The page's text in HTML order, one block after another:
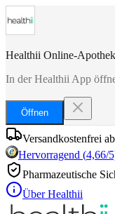
Healthii Online-
In der Healthii App
Öffnen
Versandkostenfrei
Hervorragend (4,66/
Pharmazeutische
Über Healthii